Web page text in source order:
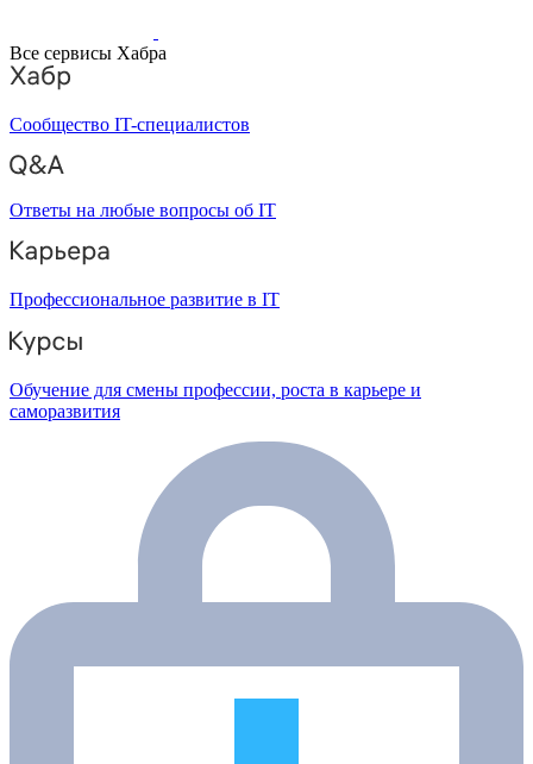
Все сервисы Хабра
Сообщество IT-специалистов
Ответы на любые вопросы об IT
Профессиональное развитие в IT
Обучение для смены профессии, роста в карьере и
саморазвития